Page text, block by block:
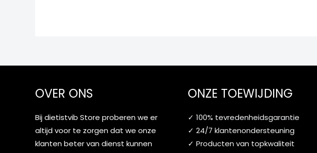
OVER ONS
Bij dietistvib Store proberen we er
altijd voor te zorgen dat we onze
klanten beter van dienst kunnen
ONZE TOEWIJDING
✓ 100% tevredenheidsgarantie
✓ 24/7 klantenondersteuning
✓ Producten van topkwaliteit